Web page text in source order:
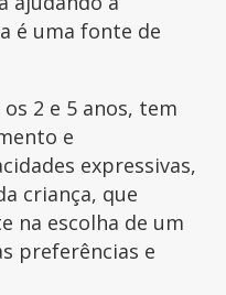
é uma fonte de
2 e 5 anos, tem
e
expressivas,
criança, que
na escolha de um
preferências e